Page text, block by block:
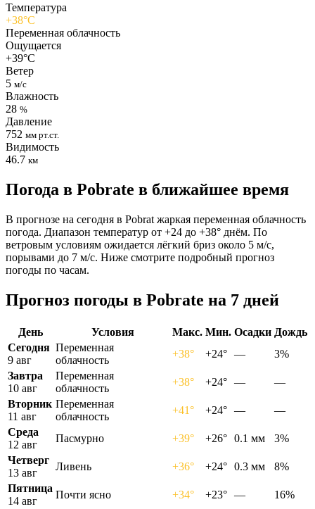
Температура
+38°C
Переменная облачность
Ощущается
+39°C
Ветер
5 м/с
Влажность
28 %
Давление
752 мм рт.ст.
Видимость
46.7 км
Погода в Pobratе в ближайшее время
В прогнозе на сегодня в Pobrat жаркая переменная облачность
погода. Диапазон температур от +24 до +38° днём. По
ветровым условиям ожидается лёгкий бриз около 5 м/с,
порывами до 7 м/с. Ниже смотрите подробный прогноз
погоды по часам.
Прогноз погоды в Pobratе на 7 дней
День Условия Макс. Мин. Осадки Дождь
Сегодня
9 авг
Переменная
облачность
+38° +24° —
3%
Завтра
10 авг
Переменная
облачность
+38° +24° —
—
Вторник
11 авг
Переменная
облачность
+41° +24° —
—
Среда
12 авг
Пасмурно +39° +26° 0.1 мм
3%
Четверг
13 авг
Ливень +36° +24° 0.3 мм
8%
Пятница
14 авг
Почти ясно +34° +23° —
16%